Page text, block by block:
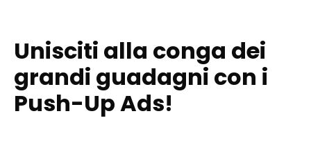
Unisciti alla conga dei
grandi guadagni con i
Push-Up Ads!